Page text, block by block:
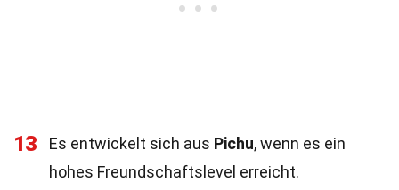
13 Es entwickelt sich aus Pichu, wenn es ein
hohes Freundschaftslevel erreicht.